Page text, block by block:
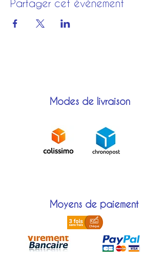
Partager cet événement
Modes de livraison
Moyens de paiement